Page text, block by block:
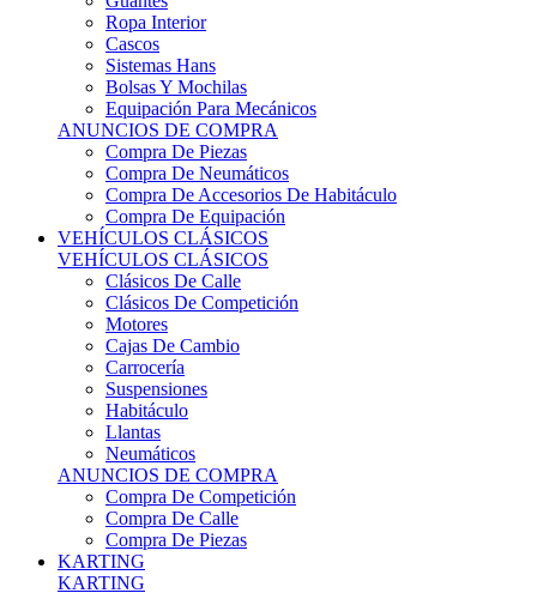
Ropa Interior
Cascos
Sistemas Hans
Bolsas Y Mochilas
Equipación Para Mecánicos
ANUNCIOS DE COMPRA
Compra De Piezas
Compra De Neumáticos
Compra De Accesorios De Habitáculo
Compra De Equipación
VEHÍCULOS CLÁSICOS
VEHÍCULOS CLÁSICOS
Clásicos De Calle
Clásicos De Competición
Motores
Cajas De Cambio
Carrocería
Suspensiones
Habitáculo
Llantas
Neumáticos
ANUNCIOS DE COMPRA
Compra De Competición
Compra De Calle
Compra De Piezas
KARTING
KARTING